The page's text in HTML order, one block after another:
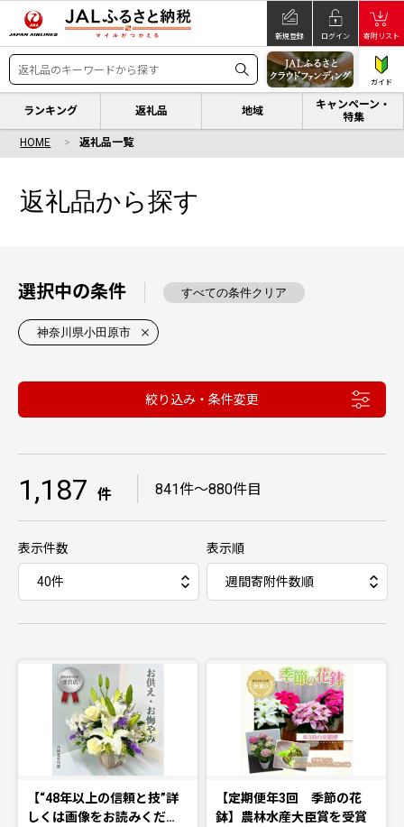
新規登録 ログイン 寄附リスト
ガイド
ランキング 返礼品 地域
キャンペーン・
特集
HOME 返礼品一覧
返礼品から探す
選択中の条件 すべての条件クリア
神奈川県小田原市
絞り込み・条件変更
1,187 件 841件〜880件目
表示件数 表示順
【“48年以上の信頼と技”詳
しくは画像をお読みくだ…
【定期便年3回 季節の花
鉢】農林水産大臣賞を受賞